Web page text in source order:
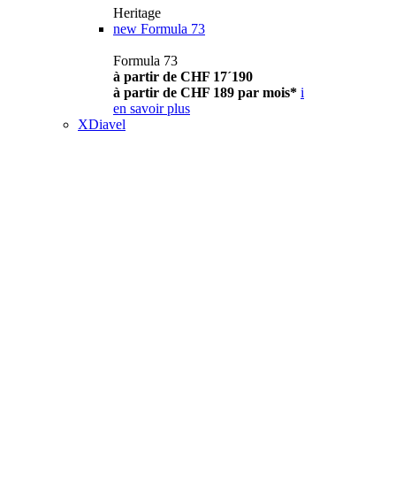
Heritage
new Formula 73
Formula 73
à partir de CHF 17´190
à partir de CHF 189 par mois* i
en savoir plus
XDiavel